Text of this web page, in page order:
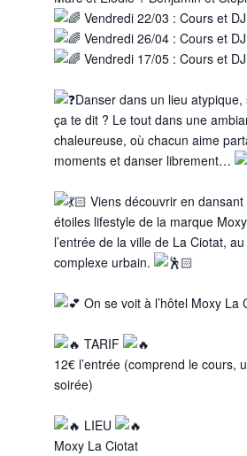
Vendredi 22/03 : Cours et
Vendredi 26/04 : Cours et
Vendredi 17/05 : Cours et
Danser dans un lieu atypique,
ça te dit ? Le tout dans une
chaleureuse, où chacun aime
moments et danser librement…
Viens découvrir en
étoiles lifestyle de la marque
l’entrée de la ville de La Ciotat,
complexe urbain.
On se voit à l’hôtel Moxy La
TARIF
12€ l’entrée (comprend le cours,
soirée)
LIEU
Moxy La Ciotat